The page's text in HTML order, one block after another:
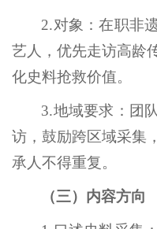
2.对象：在职非
艺人，优先走访高龄
化史料抢救价值。
3.地域要求：团
访，鼓励跨区域采集
承人不得重复。
（三）内容方向